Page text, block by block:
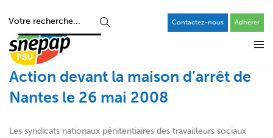
Contactez-nous Adhérer
Action devant la maison d’arrêt de
Nantes le 26 mai 2008
Les syndicats nationaux pénitentiaires des travailleurs sociaux